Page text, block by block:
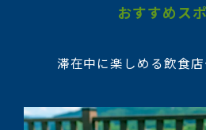
おすすめス
滞在中に楽しめる飲食